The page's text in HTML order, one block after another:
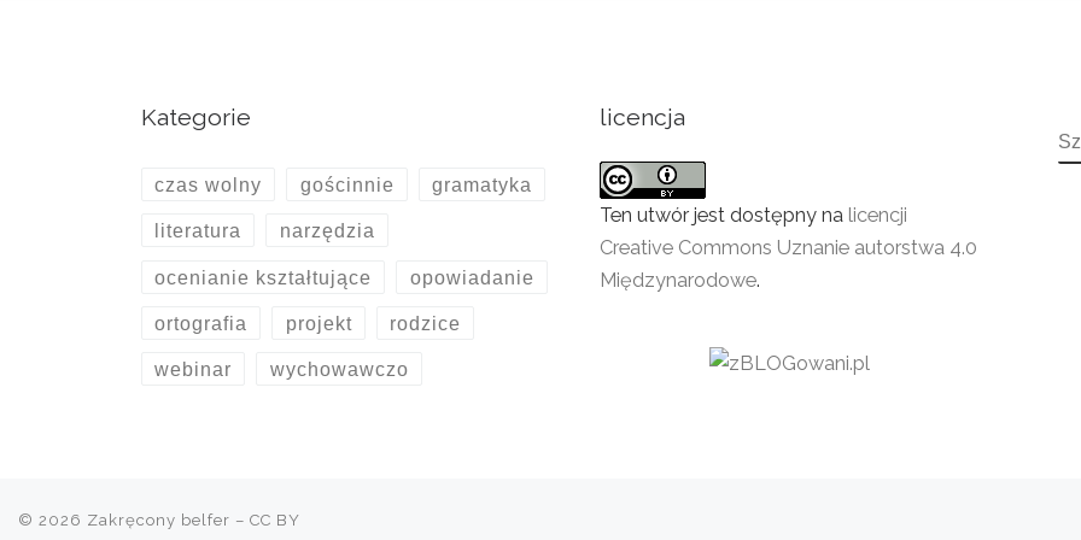
Kategorie
czas wolny gościnnie gramatyka
literatura narzędzia
ocenianie kształtujące opowiadanie
ortografia projekt rodzice
webinar wychowawczo
licencja
Ten utwór jest dostępny na licencji
Creative Commons Uznanie autorstwa 4.0
Międzynarodowe.
© 2026 Zakręcony belfer – CC BY